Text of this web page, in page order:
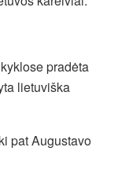
pradėta
lietuviška
pat Augustavo